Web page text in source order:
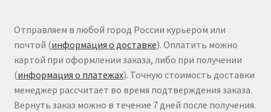
Отправляем в любой город России курьером или
почтой (информация о доставке). Оплатить можно
картой при оформлении заказа, либо при получении
(информация о платежах). Точную стоимость доставки
менеджер рассчитает во время подтверждения заказа.
Вернуть заказ можно в течение 7 дней после получения.